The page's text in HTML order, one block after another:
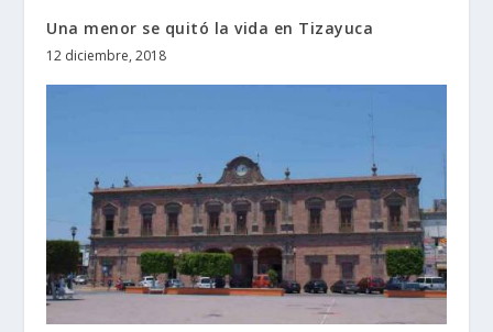
Una menor se quitó la vida en Tizayuca
12 diciembre, 2018